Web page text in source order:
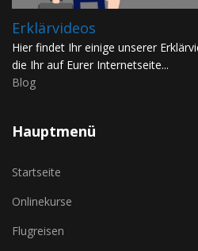
Erklärvideos
Hier findet Ihr einige unserer
die Ihr auf Eurer Internetseite...
Blog
Hauptmenü
Startseite
Onlinekurse
Flugreisen